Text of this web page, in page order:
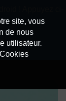
site, vous
de nous
utilisateur.